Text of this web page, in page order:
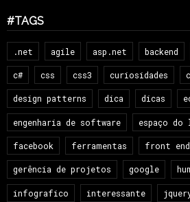
#TAGS
.net agile asp.net backend
c# css css3 curiosidades
design patterns dica dicas
engenharia de software espaço
facebook ferramentas front end
gerência de projetos google
infografico interessante